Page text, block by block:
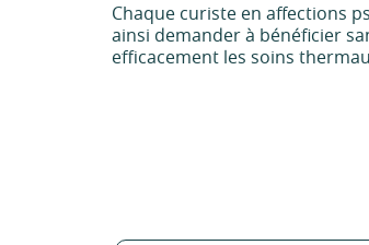
Chaque curiste en affections
ainsi demander à bénéficier
efficacement les soins